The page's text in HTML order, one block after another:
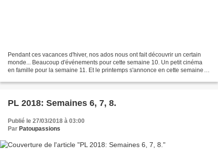
Pendant ces vacances d'hiver, nos ados nous ont fait découvrir un certain
monde... Beaucoup d'événements pour cette semaine 10. Un petit cinéma
en famille pour la semaine 11. Et le printemps s'annonce en cette semaine
PL 2018: Semaines 6, 7, 8.
Publié le 27/03/2018 à 03:00
Par Patoupassions